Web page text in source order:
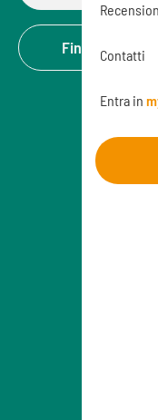
Finanzia la
Contatti
Entra in